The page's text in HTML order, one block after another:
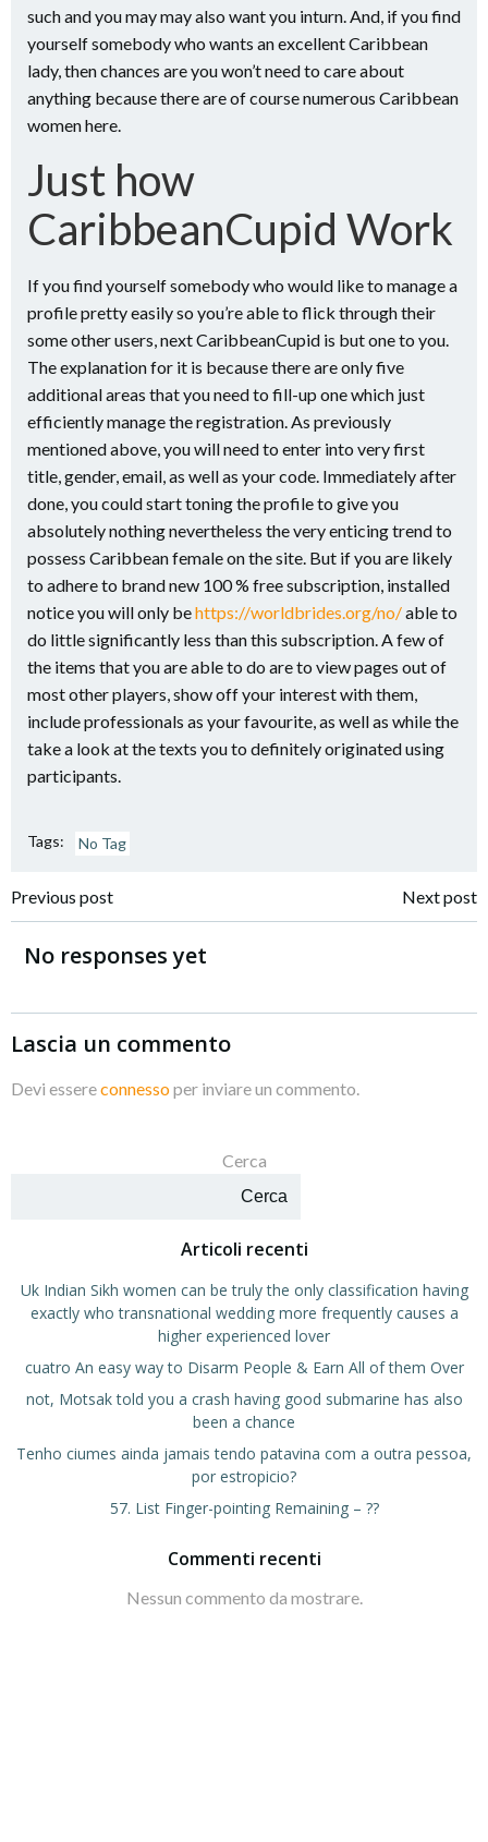
such and you may may also want you inturn. And, if you find
yourself somebody who wants an excellent Caribbean
lady, then chances are you won’t need to care about
anything because there are of course numerous Caribbean
women here.
Just how
CaribbeanCupid Work
If you find yourself somebody who would like to manage a
profile pretty easily so you’re able to flick through their
some other users, next CaribbeanCupid is but one to you.
The explanation for it is because there are only five
additional areas that you need to fill-up one which just
efficiently manage the registration. As previously
mentioned above, you will need to enter into very first
title, gender, email, as well as your code. Immediately after
done, you could start toning the profile to give you
absolutely nothing nevertheless the very enticing trend to
possess Caribbean female on the site. But if you are likely
to adhere to brand new 100 % free subscription, installed
notice you will only behttps://worldbrides.org/no/able to
do little significantly less than this subscription. A few of
the items that you are able to do are to view pages out of
most other players, show off your interest with them,
include professionals as your favourite, as well as while the
take a look at the texts you to definitely originated using
participants.
Tags: No Tag
Navigazione
articoli
Previous post
Navigazione
Next post
No responses yet
Lascia un commento
Devi essereconnessoper inviare un commento.
Cerca
Cerca
Articoli recenti
Uk Indian Sikh women can be truly the only classification having
exactly who transnational wedding more frequently causes a
higher experienced lover
cuatro An easy way to Disarm People & Earn All of them Over
not, Motsak told you a crash having good submarine has also
been a chance
Tenho ciumes ainda jamais tendo patavina com a outra pessoa,
por estropicio?
57. List Finger-pointing Remaining – ??
Commenti recenti
Nessun commento da mostrare.